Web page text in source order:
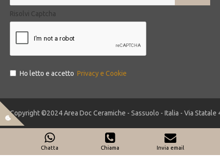
Risolvi Captcha
Ho letto e accetto Privacy e Cookie
Copyright ©2024 Area Doc Ceramiche - Sassuolo - Italia - Via
Chatta Chiama Invia email